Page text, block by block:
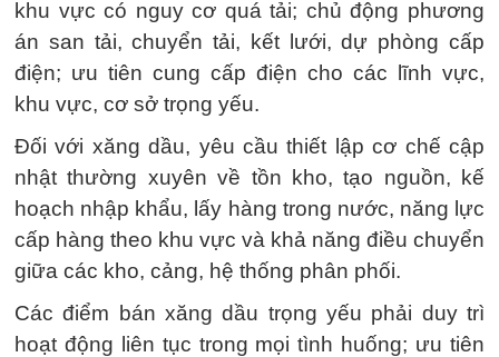
khu vực có nguy cơ quá tải; chủ động phương
án san tải, chuyển tải, kết lưới, dự phòng cấp
điện; ưu tiên cung cấp điện cho các lĩnh vực,
khu vực, cơ sở trọng yếu.
Đối với xăng dầu, yêu cầu thiết lập cơ chế cập
nhật thường xuyên về tồn kho, tạo nguồn, kế
hoạch nhập khẩu, lấy hàng trong nước, năng lực
cấp hàng theo khu vực và khả năng điều chuyển
giữa các kho, cảng, hệ thống phân phối.
Các điểm bán xăng dầu trọng yếu phải duy trì
hoạt động liên tục trong mọi tình huống; ưu tiên